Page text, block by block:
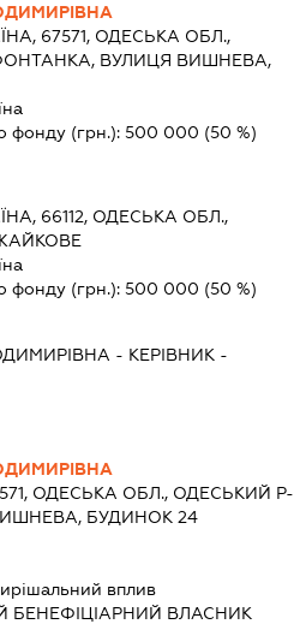
67571, ОДЕСЬКА ОБЛ.,
ВУЛИЦЯ ВИШНЕВА,
фонду (грн.):500 000 (50 %)
66112, ОДЕСЬКА ОБЛ.,
фонду (грн.):500 000 (50 %)
- КЕРІВНИК -
ОДЕСЬКА ОБЛ., ОДЕСЬКИЙ Р-
БУДИНОК 24
вплив
БЕНЕФІЦІАРНИЙ ВЛАСНИК